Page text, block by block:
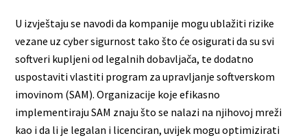
U izvještaju se navodi da kompanije mogu ublažiti rizike
vezane uz cyber sigurnost tako što će osigurati da su svi
softveri kupljeni od legalnih dobavljača, te dodatno
uspostaviti vlastiti program za upravljanje softverskom
imovinom (SAM). Organizacije koje efikasno
implementiraju SAM znaju što se nalazi na njihovoj mreži
kao i da li je legalan i licenciran, uvijek mogu optimizirati